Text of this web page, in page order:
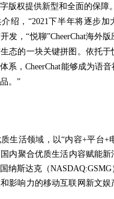
版权提供新型和全面的保障。
绍， “2021下半年将逐步加
发，“悦聊”CheerChat海外
态的一块关键拼图。 依托于
系，CheerChat能够成为语
。 ”
生活领域， 以“内容+平台+
国内聚合优质生活内容赋能
纳斯达克（
影响力的移动互联网新文娱